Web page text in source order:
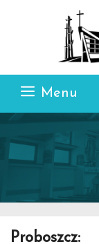
Menu
Proboszcz: